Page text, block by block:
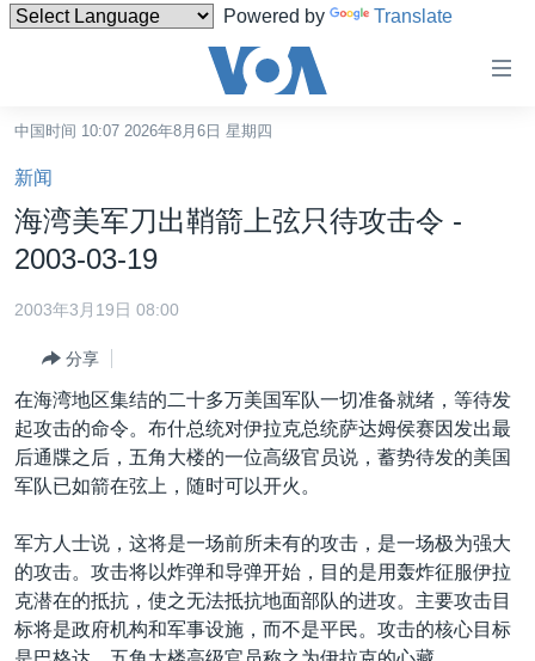
Powered by Translate
碍
链
接
跳
转
内
转
到
导
航
转
到
检
索
国际
最新国际新闻
印太
中东
欧洲
非洲
美洲
分类新闻
经济·金融·贸易
人权·法律·宗教
科教·文娱·体健
军事
劳工
美中关系
热点专题
白宫要闻
国会报道
美中关系
VOA视频
VOA今日焦点
中文广播
中国时间 10:07 2026年8月6日 星期四
新闻
海湾美军刀出鞘箭上弦只待攻击令 -
2003-03-19
2003年3月19日 08:00
分享
在海湾地区集结的二十多万美国军队一切准备就绪，等待发
起攻击的命令。布什总统对伊拉克总统萨达姆侯赛因发出最
后通牒之后，五角大楼的一位高级官员说，蓄势待发的美国
军队已如箭在弦上，随时可以开火。
军方人士说，这将是一场前所未有的攻击，是一场极为强大
的攻击。攻击将以炸弹和导弹开始，目的是用轰炸征服伊拉
克潜在的抵抗，使之无法抵抗地面部队的进攻。主要攻击目
标将是政府机构和军事设施，而不是平民。攻击的核心目标